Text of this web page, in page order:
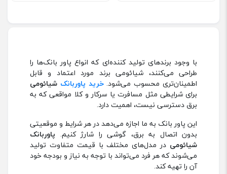
با وجود برندهای تولید کننده‌ای که انواع پاور بانک‌ها را
طراحی می‌کنند، شیائومی برند مورد اعتماد و قابل
اطمینان‌تری محسوب می‌شود.خرید پاوربانک شیائومی
برای شرایطی مثل مسافرت یا سرکار و کلا مواقعی که به
برق دسترسی نیست، اهمیت دارد.
این پاور بانک به ما اجازه می‌دهد در هر شرایط و موقعیتی
بدون اتصال به برق، گوشی را شارژ کنیم. پاوربانک
شیائومی در مدل‌های مختلف با قیمت متفاوت تولید
می‌شوند که هر فرد می‌تواند با توجه به نیاز و بودجه خود
آن را تهیه کند.